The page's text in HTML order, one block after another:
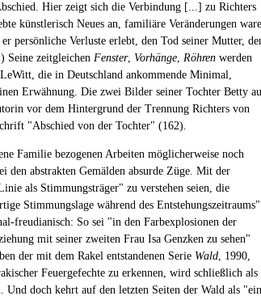
Hier zeigt sich die Verbindung [...] zu Richters
künstlerisch Neues an, familiäre Veränderungen
persönliche Verluste erlebt, den Tod seiner Mutter,
Seine zeitgleichen Fenster, Vorhänge, Röhren werden
die in Deutschland ankommende Minimal,
Erwähnung. Die zwei Bilder seiner Tochter Betty
vor dem Hintergrund der Trennung Richters von
"Abschied von der Tochter" (162).
Familie bezogenen Arbeiten möglicherweise noch
den abstrakten Gemälden absurde Züge. Mit der
als Stimmungsträger" zu verstehen seien, die
Stimmungslage während des Entstehungszeitraums"
freudianisch: So sei "in den Farbexplosionen der
mit seiner zweiten Frau Isa Genzken zu sehen"
der mit dem Rakel entstandenen Serie Wald, 1990,
Feuergefechte zu erkennen, wird schließlich als
Und doch kehrt auf den letzten Seiten der Wald als "ein